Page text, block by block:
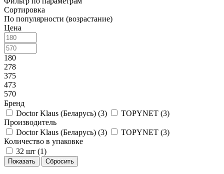
Сортировка
По популярности (возрастание)
Цена
180
278
375
473
570
Бренд
Doctor Klaus (Беларусь) (3) TOPYNET (3)
Производитель
Doctor Klaus (Беларусь) (3) TOPYNET (3)
Количество в упаковке
32 шт (1)
Сбросить